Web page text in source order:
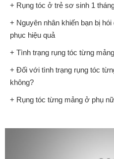
+ Rụng tóc ở trẻ sơ sinh 1
+ Nguyên nhân khiến bạn bị
phục hiệu quả
+ Tình trạng rụng tóc từng
+ Đối với tình trạng rụng tóc
không?
+ Rụng tóc từng mảng ở phụ